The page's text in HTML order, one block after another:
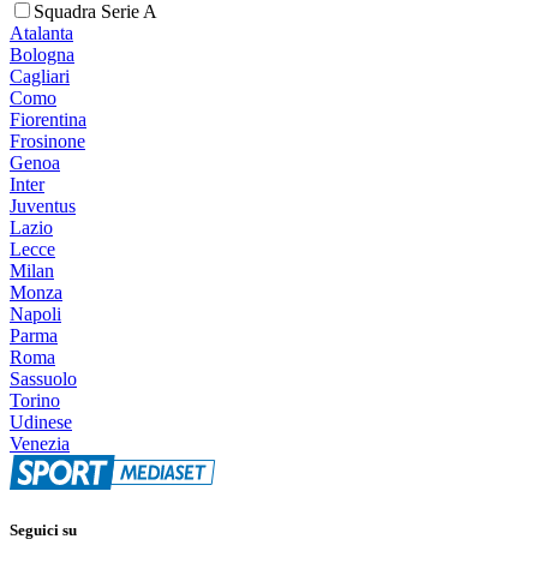
Squadra Serie A
Atalanta
Bologna
Cagliari
Como
Fiorentina
Frosinone
Genoa
Inter
Juventus
Lazio
Lecce
Milan
Monza
Napoli
Parma
Roma
Sassuolo
Torino
Udinese
Venezia
Seguici su